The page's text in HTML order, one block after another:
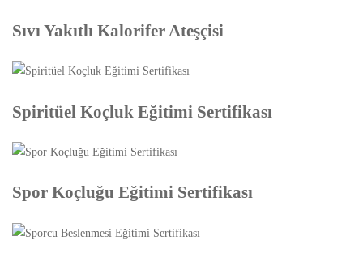
Sıvı Yakıtlı Kalorifer Ateşçisi
Spiritüel Koçluk Eğitimi Sertifikası
Spor Koçluğu Eğitimi Sertifikası